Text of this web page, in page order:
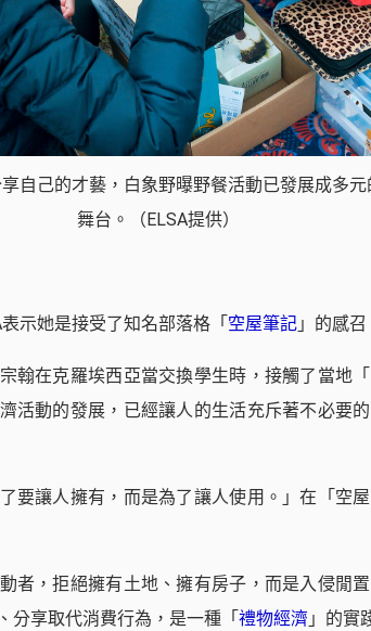
自己的才藝，白象野曝野餐活動已發展成多
舞台。（ELSA提供）
示她是接受了知名部落格「 空屋筆記 」的感召
翰在克羅埃西亞當交換學生時，接觸了當地「
活動的發展，已經讓人的生活充斥著不必要
要讓人擁有，而是為了讓人使用。」在「空
者，拒絕擁有土地、擁有房子，而是入侵閒
分享取代消費行為，是一種「 禮物經濟 」的實